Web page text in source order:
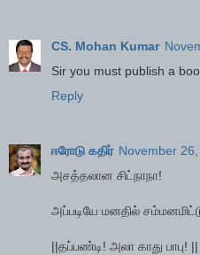
CS. Mohan Kumar
Sir you must publish a
Reply
ஈரோடு கதிர் November
அசத்தலான சிட்நாநா!
அப்படியே மனதில்
||தப்பண்டி! அலா காது பாபு! ||